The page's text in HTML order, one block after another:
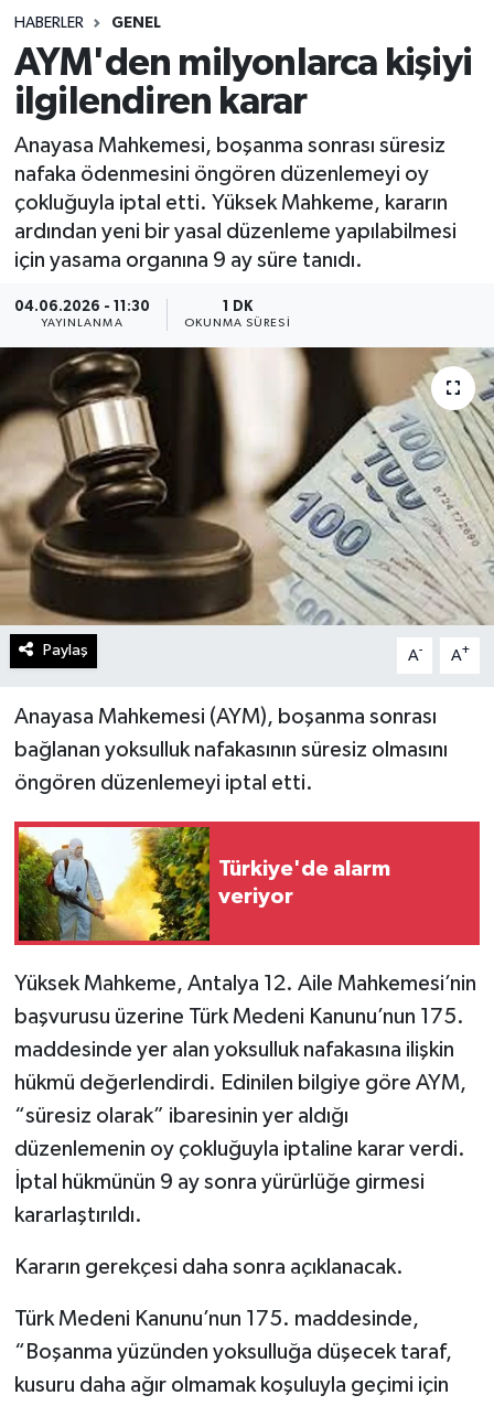
HABERLER GENEL
AYM'den milyonlarca kişiyi
ilgilendiren karar
Anayasa Mahkemesi, boşanma sonrası süresiz
nafaka ödenmesini öngören düzenlemeyi oy
çokluğuyla iptal etti. Yüksek Mahkeme, kararın
ardından yeni bir yasal düzenleme yapılabilmesi
için yasama organına 9 ay süre tanıdı.
04.06.2026 - 11:30
YAYINLANMA
1 DK
OKUNMA SÜRESI
Paylaş A- A+
Anayasa Mahkemesi (AYM), boşanma sonrası
bağlanan yoksulluk nafakasının süresiz olmasını
öngören düzenlemeyi iptal etti.
Türkiye'de alarm
veriyor
Yüksek Mahkeme, Antalya 12. Aile Mahkemesi’nin
başvurusu üzerine Türk Medeni Kanunu’nun 175.
maddesinde yer alan yoksulluk nafakasına ilişkin
hükmü değerlendirdi. Edinilen bilgiye göre AYM,
“süresiz olarak” ibaresinin yer aldığı
düzenlemenin oy çokluğuyla iptaline karar verdi.
İptal hükmünün 9 ay sonra yürürlüğe girmesi
kararlaştırıldı.
Kararın gerekçesi daha sonra açıklanacak.
Türk Medeni Kanunu’nun 175. maddesinde,
“Boşanma yüzünden yoksulluğa düşecek taraf,
kusuru daha ağır olmamak koşuluyla geçimi için
Spor
Teknoloji
Yaşam